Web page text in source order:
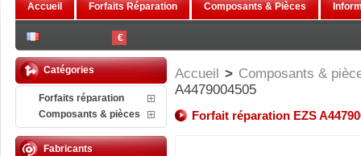
€
Accueil Forfaits Réparation Composants & Pièces
Catégories
Forfaits réparation
Composants & pièces
Fabricants
Accueil > Composants &
A4479004505
Forfait réparation EZS